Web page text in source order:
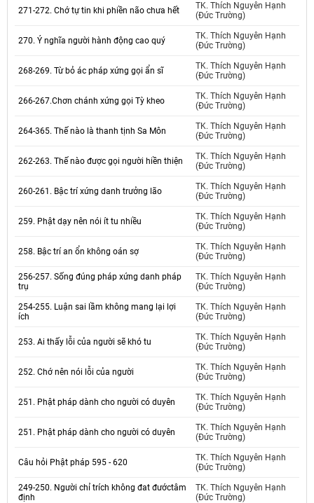
271-272. Chớ tự tin khi phiền não chưa hết
TK. Thích Nguyên Hạnh
(Đức Trường)
270. Ý nghĩa người hành động cao quý
TK. Thích Nguyên Hạnh
(Đức Trường)
268-269. Từ bỏ ác pháp xứng gọi ẩn sĩ
TK. Thích Nguyên Hạnh
(Đức Trường)
266-267.Chơn chánh xứng gọi Tỳ kheo
TK. Thích Nguyên Hạnh
(Đức Trường)
264-365. Thế nào là thanh tịnh Sa Môn
TK. Thích Nguyên Hạnh
(Đức Trường)
262-263. Thế nào được gọi người hiền thiện
TK. Thích Nguyên Hạnh
(Đức Trường)
260-261. Bậc trí xứng danh trưởng lão
TK. Thích Nguyên Hạnh
(Đức Trường)
259. Phật dạy nên nói ít tu nhiều
TK. Thích Nguyên Hạnh
(Đức Trường)
258. Bậc trí an ổn không oán sợ
TK. Thích Nguyên Hạnh
(Đức Trường)
256-257. Sống đúng pháp xứng danh pháp
trụ
TK. Thích Nguyên Hạnh
(Đức Trường)
254-255. Luận sai lầm không mang lại lợi
ích
TK. Thích Nguyên Hạnh
(Đức Trường)
253. Ai thấy lỗi của người sẽ khó tu
TK. Thích Nguyên Hạnh
(Đức Trường)
252. Chớ nên nói lỗi của người
TK. Thích Nguyên Hạnh
(Đức Trường)
251. Phật pháp dành cho người có duyên
TK. Thích Nguyên Hạnh
(Đức Trường)
251. Phật pháp dành cho người có duyên
TK. Thích Nguyên Hạnh
(Đức Trường)
Câu hỏi Phật pháp 595 - 620
TK. Thích Nguyên Hạnh
(Đức Trường)
249-250. Người chỉ trích không đat đướctâm
định
TK. Thích Nguyên Hạnh
(Đức Trường)